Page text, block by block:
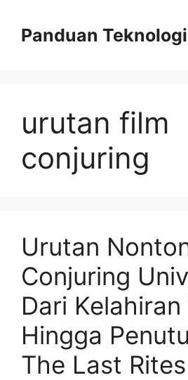
contentPanduan
urutan film
conjuring
Urutan
Conjuring
Dari Kelahiran
Hingga
The Last Rites